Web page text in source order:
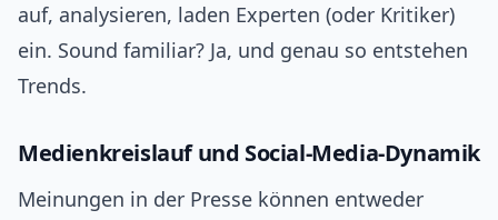
auf, analysieren, laden Experten (oder Kritiker)
ein. Sound familiar? Ja, und genau so entstehen
Trends.
Medienkreislauf und Social-Media-Dynamik
Meinungen in der Presse können entweder